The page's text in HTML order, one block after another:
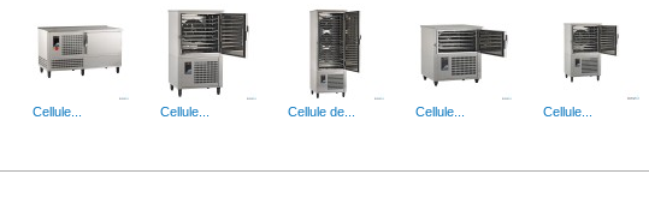
Cellule... Cellule... Cellule de... Cellule... Cellule...